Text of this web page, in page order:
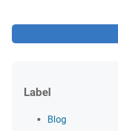
Label
Blog